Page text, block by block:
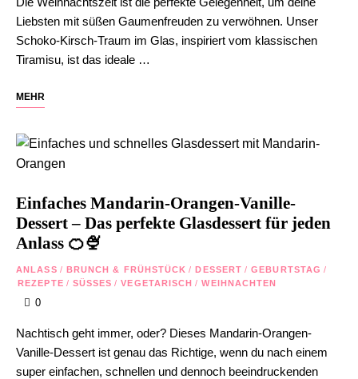
Liebsten mit süßen Gaumenfreuden zu verwöhnen. Unser
Schoko-Kirsch-Traum im Glas, inspiriert vom klassischen
Tiramisu, ist das ideale …
MEHR
Einfaches Mandarin-Orangen-Vanille-
Dessert – Das perfekte Glasdessert für jeden
Anlass 🍊🍨
ANLASS / BRUNCH & FRÜHSTÜCK / DESSERT / GEBURTSTAG /
REZEPTE / SÜSSES / VEGETARISCH / WEIHNACHTEN
0
Nachtisch geht immer, oder? Dieses Mandarin-Orangen-
Vanille-Dessert ist genau das Richtige, wenn du nach einem
super einfachen, schnellen und dennoch beeindruckenden